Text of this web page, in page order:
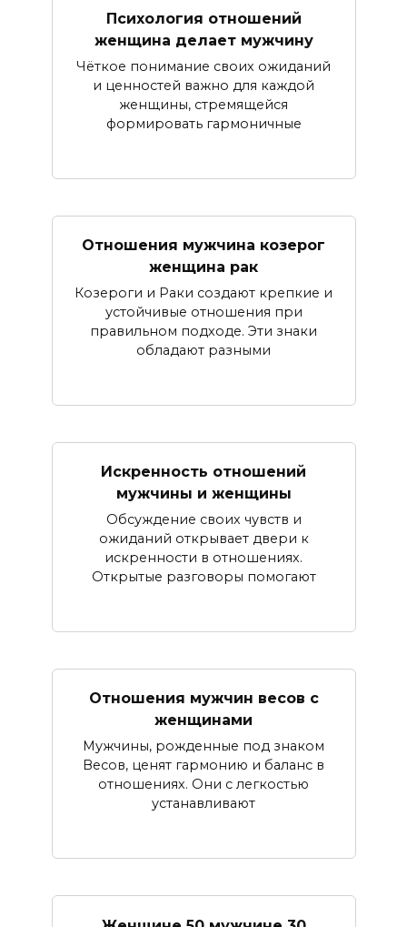
Психология отношений
женщина делает мужчину
Чёткое понимание своих ожиданий
и ценностей важно для каждой
женщины, стремящейся
формировать гармоничные
Отношения мужчина козерог
женщина рак
Козероги и Раки создают крепкие и
устойчивые отношения при
правильном подходе. Эти знаки
обладают разными
Искренность отношений
мужчины и женщины
Обсуждение своих чувств и
ожиданий открывает двери к
искренности в отношениях.
Открытые разговоры помогают
Отношения мужчин весов с
женщинами
Мужчины, рожденные под знаком
Весов, ценят гармонию и баланс в
отношениях. Они с легкостью
устанавливают